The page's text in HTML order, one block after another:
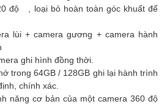
độ , loại bỏ hoàn toàn góc khuất để
lùi + camera gương + camera hành
ghi hình đồng thời.
trong 64GB / 128GB ghi lại hành trình
chính xác.
năng cơ bản của một camera 360 độ